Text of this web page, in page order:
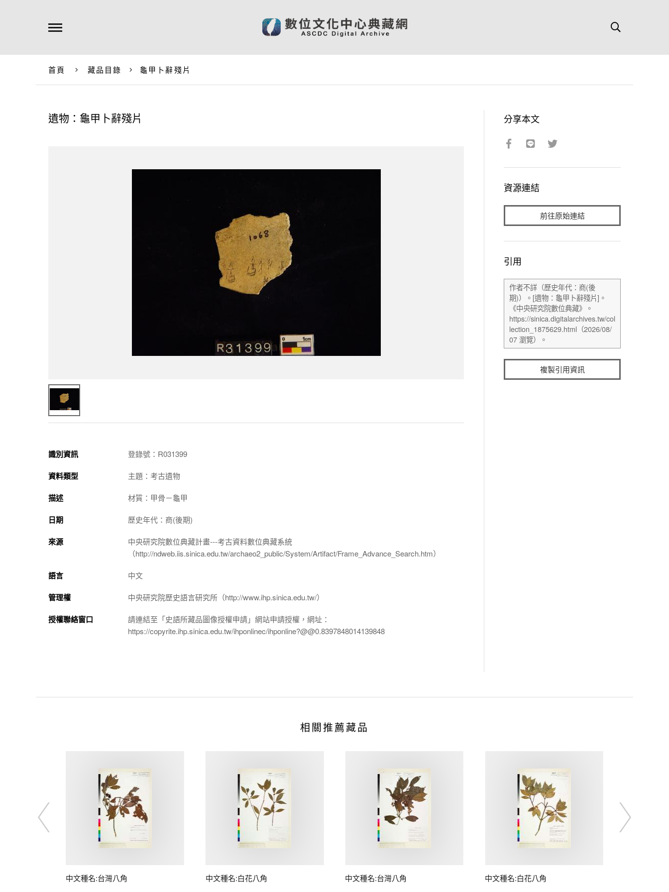
首頁 藏品目錄 龜甲卜辭殘片
遺物：龜甲卜辭殘片
識別資訊 登錄號：R031399
資料類型 主題：考古遺物
描述 材質：甲骨－龜甲
日期 歷史年代：商(後期)
來源
中央研究院數位典藏計畫---考古資料數位典藏系統
（http://ndweb.iis.sinica.edu.tw/archaeo2_public/System/Artifact/Frame_Advance_Search.htm）
語言 中文
管理權 中央研究院歷史語言研究所（http://www.ihp.sinica.edu.tw/）
授權聯絡窗口
請連結至「史語所藏品圖像授權申請」網站申請授權，網址：
https://copyrite.ihp.sinica.edu.tw/ihponlinec/ihponline?@@0.8397848014139848
分享本文
資源連結
前往原始連結
引用
複製引用資訊
相關推薦藏品
中文種名:台灣八角 中文種名:白花八角 中文種名:台灣八角 中文種名:白花八角